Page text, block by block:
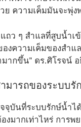
ย ความเค็มมันจะพุ่ง
ถว ๆ สำแลที่สูบน้ำ
ความเค็มของสำแ
ากขึ้น” ดร.ศิโรจน์
ารถของระบบรั
นที่ระบบรักษ์น้ำได้
มากเท่าไหร่ การ